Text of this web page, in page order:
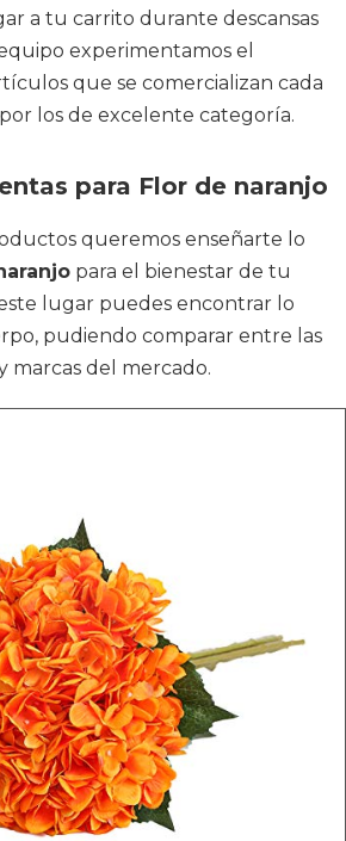
a tu carrito durante descansas
experimentamos el
que se comercializan cada
los de excelente categoría.
para Flor de naranjo
queremos enseñarte lo
para el bienestar de tu
lugar puedes encontrar lo
pudiendo comparar entre las
marcas del mercado.